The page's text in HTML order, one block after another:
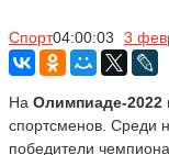
Спорт04:00:03 3
На Олимпиаде-2022
спортсменов. Среди
победители